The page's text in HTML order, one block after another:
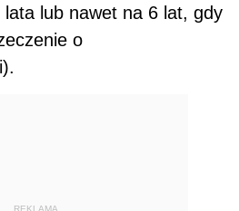
lub nawet na 6 lat, gdy
o
REKLAMA